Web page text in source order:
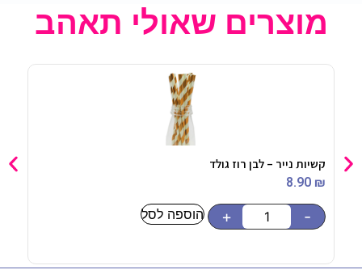
מוצרים שאולי תאהב
קשיות נייר – לבן רוז גולד
8.90 ₪
-
+ הוספה לסל